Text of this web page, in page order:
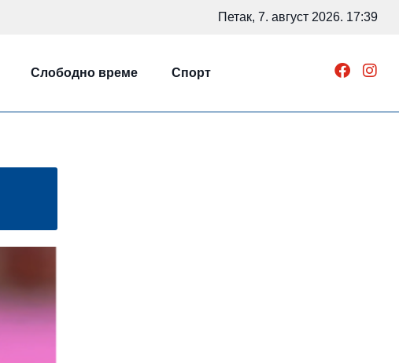
Петак, 7. август 2026. 17:39
Слободно време Спорт